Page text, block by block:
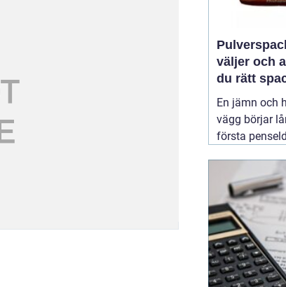
väljer och
du rätt
släta ytor
En jämn och
vägg börjar
första
en avgörande
det gäller
livslängd.
yrkesmålare
avancerade
självare06